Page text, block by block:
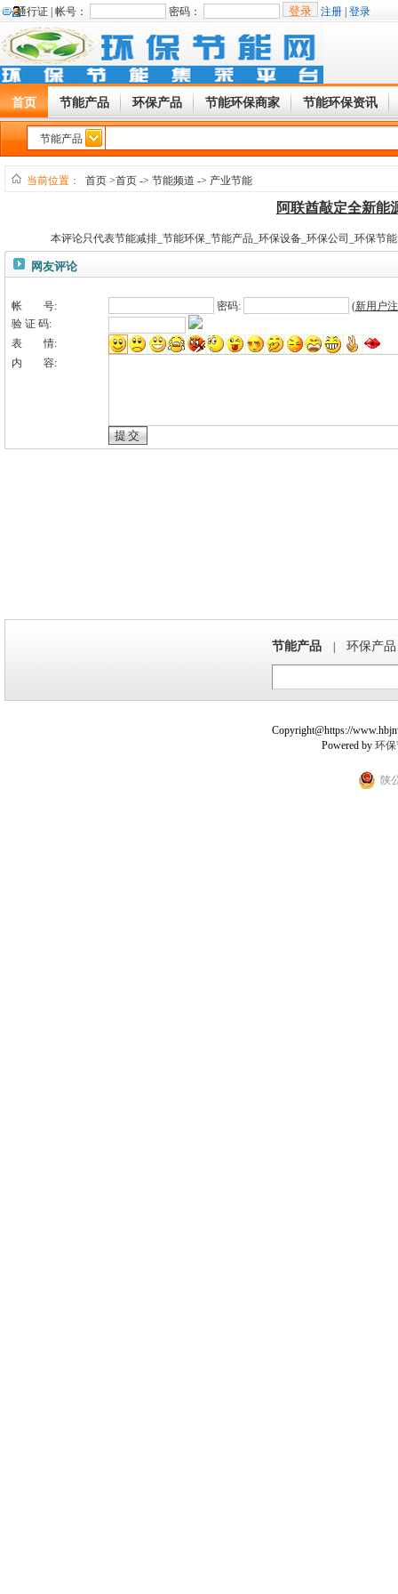
通行证 | 帐号： 密码： 注册 登录
首页 节能产品 环保产品 节能环保商家 节能环保资讯
节能产品
当前位置： 首页 >首页 -> 节能频道 -> 产业节能
阿联酋敲定全新能
本评论只代表节能减排_节能环保_节能产品_环保设备_环保公司_环保节
网友评论
帐 号: 密码: (新用户
验 证 码:
表 情:
内 容:
节能产品 环保产品
Copyright@https://
Powered by 环
陕